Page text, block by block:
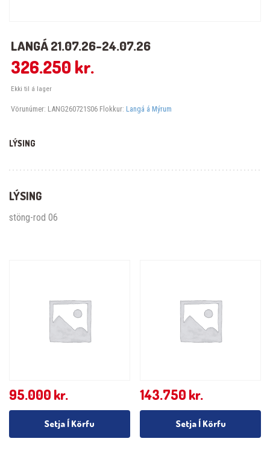
LANGÁ 21.07.26-24.07.26
326.250 kr.
Ekki til á lager
Vörunúmer: LANG260721S06 Flokkur: Langá á Mýrum
LÝSING
LÝSING
stöng-rod 06
95.000 kr.
Setja Í Körfu
143.750 kr.
Setja Í Körfu